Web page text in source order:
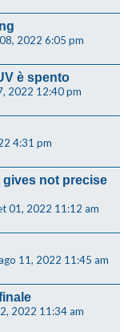
2022 6:05 pm
è spento
2022 12:40 pm
4:31 pm
not precise
01, 2022 11:12 am
11, 2022 11:45 am
2022 11:34 am